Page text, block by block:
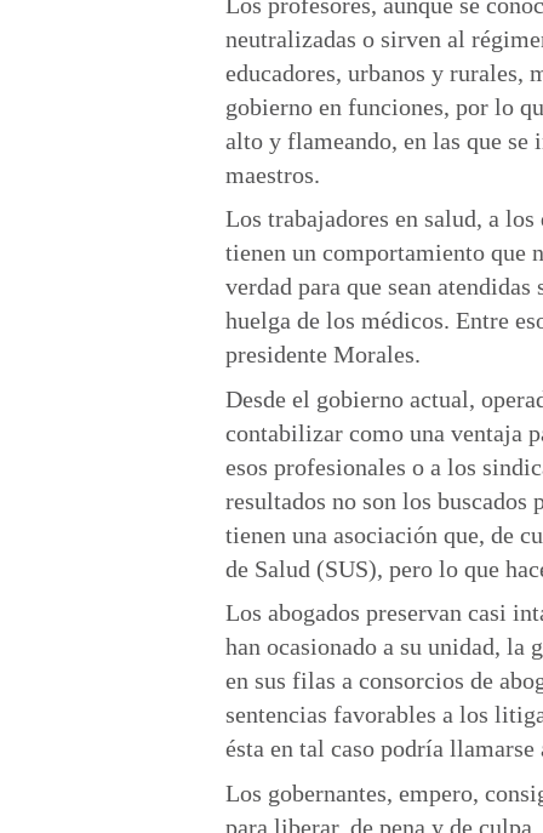
neutralizadas o sirven al
educadores, urbanos y rurales,
gobierno en funciones, por lo
alto y flameando, en las que
maestros.
Los trabajadores en salud, a
tienen un comportamiento que
verdad para que sean
huelga de los médicos. Entre
presidente Morales.
Desde el gobierno actual,
contabilizar como una ventaja
esos profesionales o a los
resultados no son los
tienen una asociación que, de
de Salud (SUS), pero lo que
Los abogados preservan casi
han ocasionado a su unidad, la
en sus filas a consorcios de
sentencias favorables a los
ésta en tal caso podría llamarse
Los gobernantes, empero,
para liberar, de pena y de